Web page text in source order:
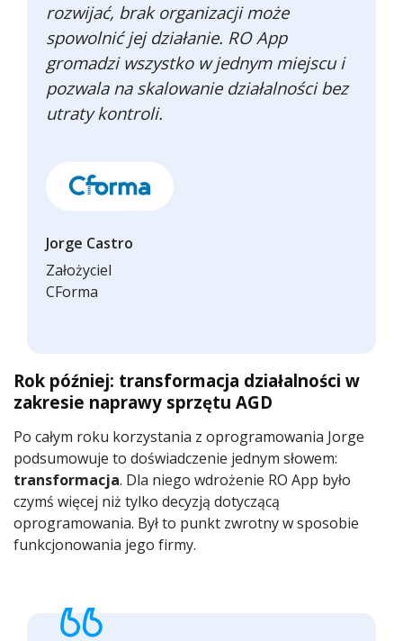
rozwijać, brak organizacji może
spowolnić jej działanie. RO App
gromadzi wszystko w jednym miejscu i
pozwala na skalowanie działalności bez
utraty kontroli.
Jorge Castro
Założyciel
CForma
Rok później: transformacja działalności w
zakresie naprawy sprzętu AGD
Po całym roku korzystania z oprogramowania Jorge
podsumowuje to doświadczenie jednym słowem:
transformacja. Dla niego wdrożenie RO App było
czymś więcej niż tylko decyzją dotyczącą
oprogramowania. Był to punkt zwrotny w sposobie
funkcjonowania jego firmy.